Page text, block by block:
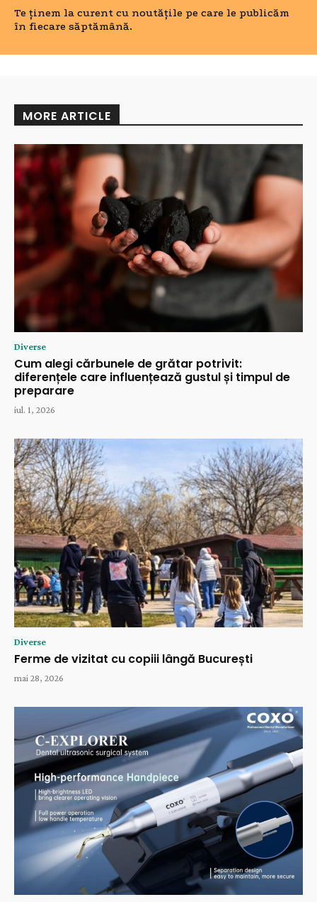
Te ținem la curent cu noutățile pe care le publicăm
în fiecare săptămână.
MORE ARTICLE
Diverse
Cum alegi cărbunele de grătar potrivit:
diferențele care influențează gustul și timpul de
preparare
iul. 1, 2026
Diverse
Ferme de vizitat cu copiii lângă București
mai 28, 2026